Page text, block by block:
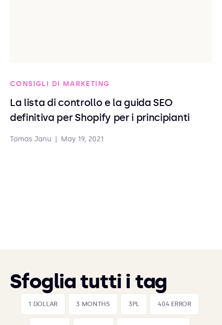
CONSIGLI DI MARKETING
La lista di controllo e la guida SEO
definitiva per Shopify per i principianti
Tomas Janu May 19, 2021
Sfoglia tutti i tag
1 DOLLAR 3 MONTHS 3PL 404 ERROR